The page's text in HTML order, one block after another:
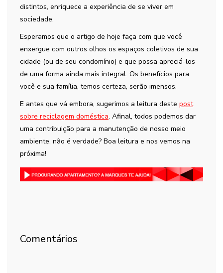
distintos, enriquece a experiência de se viver em
sociedade.
Esperamos que o artigo de hoje faça com que você
enxergue com outros olhos os espaços coletivos de sua
cidade (ou de seu condomínio) e que possa apreciá-los
de uma forma ainda mais integral. Os benefícios para
você e sua família, temos certeza, serão imensos.
E antes que vá embora, sugerimos a leitura deste post
sobre reciclagem doméstica. Afinal, todos podemos dar
uma contribuição para a manutenção de nosso meio
ambiente, não é verdade? Boa leitura e nos vemos na
próxima!
Comentários